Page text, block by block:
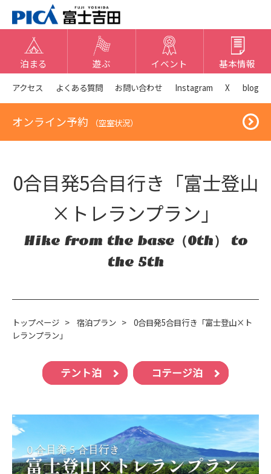
泊まる 遊ぶ イベント 基本情報
アクセス よくある質問 お問い合わせ Instagram X blog
オンライン予約 （空室状況）
0合目発5合目行き「富士登山
×トレランプラン」
Hike from the base（0th） to
the 5th
トップページ > 宿泊プラン >
0合目発5合目行き「富士登山×ト
レランプラン」
テント泊 コテージ泊